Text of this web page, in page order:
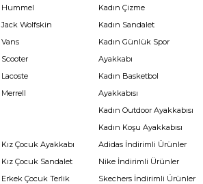
Hummel
Jack Wolfskin
Vans
Scooter
Lacoste
Merrell
Kadın Çizme
Kadın Sandalet
Kadın Günlük Spor
Ayakkabı
Kadın Basketbol
Ayakkabısı
Kadın Outdoor Ayakkabısı
Kadın Koşu Ayakkabısı
Kız Çocuk Ayakkabı
Kız Çocuk Sandalet
Erkek Çocuk Terlik
Adidas İndirimli Ürünler
Nike İndirimli Ürünler
Skechers İndirimli Ürünler